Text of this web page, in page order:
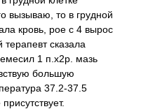
вызываю, то в грудной
кровь, рое с 4 вырос
сказала
1 п.х2р. мазь
большую
37.2-37.5